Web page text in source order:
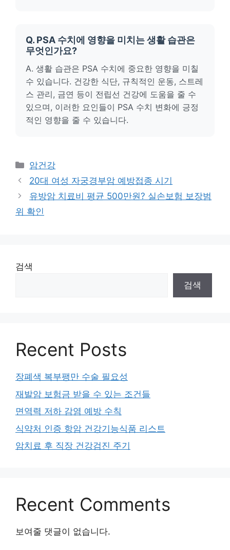
Q. PSA 수치에 영향을 미치는 생활 습관은
무엇인가요?
A. 생활 습관은 PSA 수치에 중요한 영향을 미칠
수 있습니다. 건강한 식단, 규칙적인 운동, 스트레
스 관리, 금연 등이 전립선 건강에 도움을 줄 수
있으며, 이러한 요인들이 PSA 수치 변화에 긍정
적인 영향을 줄 수 있습니다.
카
테
리
암건강
20대 여성 자궁경부암 예방접종 시기
유방암 치료비 평균 500만원? 실손보험 보장범
위 확인
검색
검색
Recent Posts
장폐색 복부팽만 수술 필요성
재발암 보험금 받을 수 있는 조건들
면역력 저하 감염 예방 수칙
식약처 인증 항암 건강기능식품 리스트
암치료 후 직장 건강검진 주기
Recent Comments
보여줄 댓글이 없습니다.